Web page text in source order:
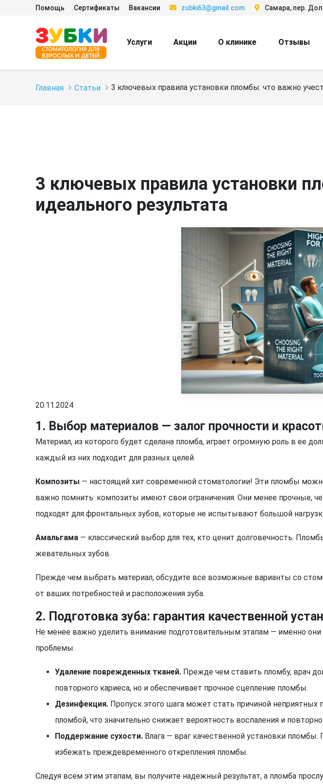
Услуги Акции О клинике Отзывы
Помощь Сертификаты Вакансии zubki63@gmail.com Самара, пер.
Главная Статьи 3 ключевых правила установки пломбы: что важно
3 ключевых правила установки
идеального результата
20.11.2024
1. Выбор материалов — залог прочности и
Материал, из которого будет сделана пломба, играет огромную роль в ее
каждый из них подходит для разных целей.
Композиты — настоящий хит современной стоматологии! Эти пломбы
важно помнить: композиты имеют свои ограничения. Они менее прочные,
подходят для фронтальных зубов, которые не испытывают большой
Амальгама — классический выбор для тех, кто ценит долговечность.
жевательных зубов.
Прежде чем выбрать материал, обсудите все возможные варианты со
от ваших потребностей и расположения зуба.
2. Подготовка зуба: гарантия качественной
Не менее важно уделить внимание подготовительным этапам — именно
проблемы.
Удаление поврежденных тканей. Прежде чем ставить пломбу, врач
повторного кариеса, но и обеспечивает прочное сцепление пломбы.
Дезинфекция. Пропуск этого шага может стать причиной неприятных
пломбой, что значительно снижает вероятность воспаления и
Поддержание сухости. Влага — враг качественной установки
избежать преждевременного открепления пломбы.
Следуя всем этим этапам, вы получите надежный результат, а пломба